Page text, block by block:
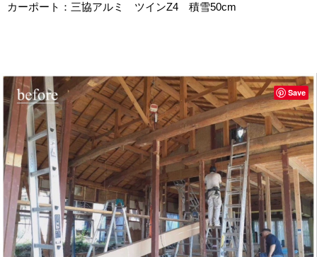
カーポート：三協アルミ ツインZ4 積雪50cm
Save